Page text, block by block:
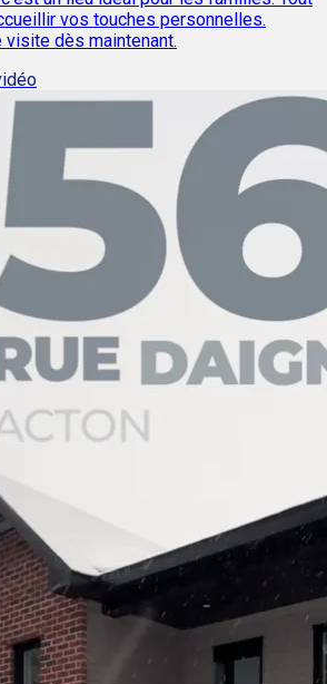
vos touches personnelles.
dès maintenant.